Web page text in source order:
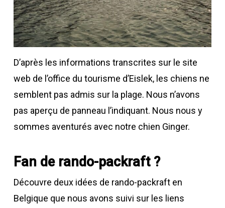
D’après les informations transcrites sur le site
web de l’office du tourisme d’Eislek, les chiens ne
semblent pas admis sur la plage. Nous n’avons
pas aperçu de panneau l’indiquant. Nous nous y
sommes aventurés avec notre chien Ginger.
Fan de rando-packraft ?
Découvre deux idées de rando-packraft en
Belgique que nous avons suivi sur les liens